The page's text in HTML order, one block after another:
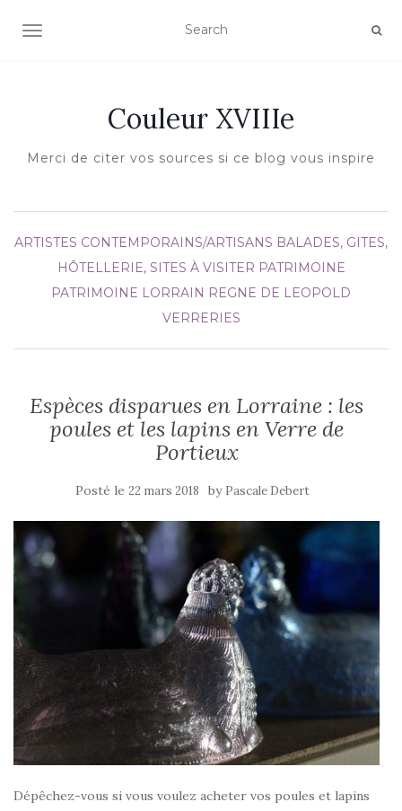
AFFICHER/MASQUER LA NAVIGATION
Couleur XVIIIe
Merci de citer vos sources si ce blog vous inspire
ARTISTES CONTEMPORAINS/ARTISANS BALADES, GITES,
HÔTELLERIE, SITES À VISITER PATRIMOINE
PATRIMOINE LORRAIN REGNE DE LEOPOLD
VERRERIES
Espèces disparues en Lorraine : les
poules et les lapins en Verre de
Portieux
Posté le 22 mars 2018 by Pascale Debert
Dépêchez-vous si vous voulez acheter vos poules et lapins